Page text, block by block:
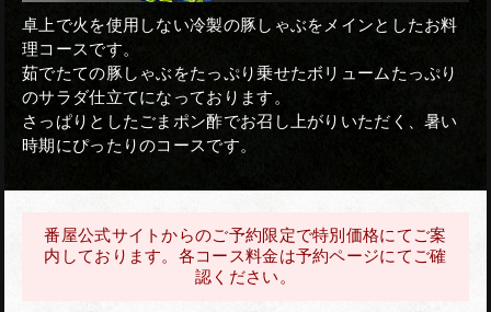
卓上で火を使用しない冷製の豚しゃぶをメインとしたお料
理コースです。
茹でたての豚しゃぶをたっぷり乗せたボリュームたっぷり
のサラダ仕立てになっております。
さっぱりとしたごまポン酢でお召し上がりいただく、暑い
時期にぴったりのコースです。
番屋公式サイトからのご予約限定で特別価格にてご案
内しております。各コース料金は予約ページにてご確
認ください。
蒲田駅前店